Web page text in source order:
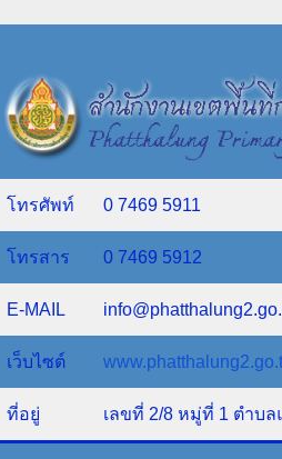
โทรศัพท์ 0 7469 5911
โทรสาร 0 7469 5912
E-MAIL
เว็บไซต์
ที่อยู่ เลขที่ 2/8 หมู่ที่ 1 ตำบ